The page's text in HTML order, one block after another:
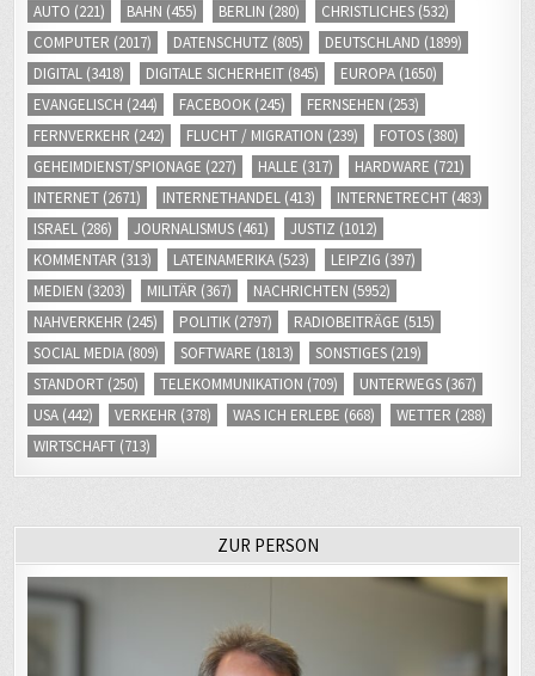
AUTO (221) BAHN (455) BERLIN (280) CHRISTLICHES (532)
COMPUTER (2017) DATENSCHUTZ (805) DEUTSCHLAND (1899)
DIGITAL (3418) DIGITALE SICHERHEIT (845) EUROPA (1650)
EVANGELISCH (244) FACEBOOK (245) FERNSEHEN (253)
FERNVERKEHR (242) FLUCHT / MIGRATION (239) FOTOS (380)
GEHEIMDIENST/SPIONAGE (227) HALLE (317) HARDWARE (721)
INTERNET (2671) INTERNETHANDEL (413) INTERNETRECHT (483)
ISRAEL (286) JOURNALISMUS (461) JUSTIZ (1012)
KOMMENTAR (313) LATEINAMERIKA (523) LEIPZIG (397)
MEDIEN (3203) MILITÄR (367) NACHRICHTEN (5952)
NAHVERKEHR (245) POLITIK (2797) RADIOBEITRÄGE (515)
SOCIAL MEDIA (809) SOFTWARE (1813) SONSTIGES (219)
STANDORT (250) TELEKOMMUNIKATION (709) UNTERWEGS (367)
USA (442) VERKEHR (378) WAS ICH ERLEBE (668) WETTER (288)
WIRTSCHAFT (713)
ZUR PERSON